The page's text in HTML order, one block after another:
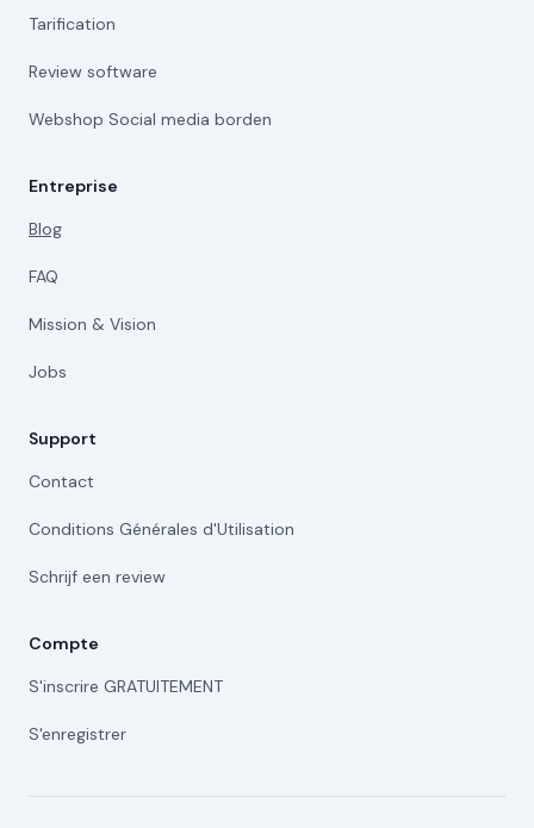
Tarification
Review software
Webshop Social media borden
Entreprise
Blog
FAQ
Mission & Vision
Jobs
Support
Contact
Conditions Générales d'Utilisation
Schrijf een review
Compte
S'inscrire GRATUITEMENT
S'enregistrer